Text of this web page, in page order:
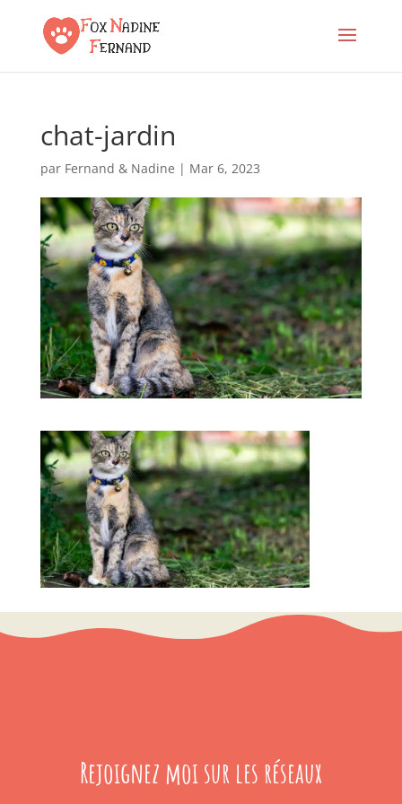
chat-jardin
par Fernand & Nadine | Mar 6, 2023
Rejoignez moi sur les réseaux